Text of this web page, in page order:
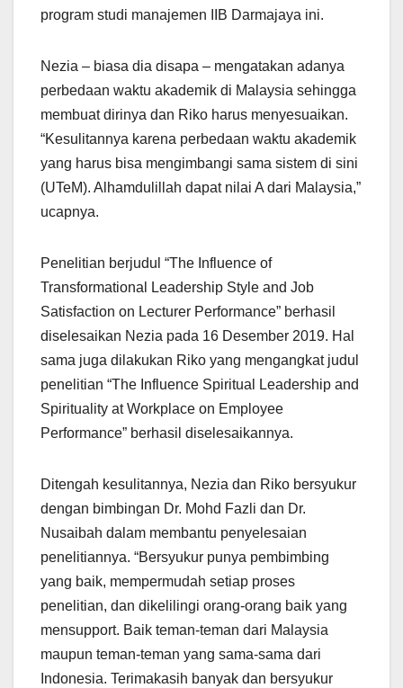
program studi manajemen IIB Darmajaya ini.
Nezia – biasa dia disapa – mengatakan adanya
perbedaan waktu akademik di Malaysia sehingga
membuat dirinya dan Riko harus menyesuaikan.
“Kesulitannya karena perbedaan waktu akademik
yang harus bisa mengimbangi sama sistem di sini
(UTeM). Alhamdulillah dapat nilai A dari Malaysia,”
ucapnya.
Penelitian berjudul “The Influence of
Transformational Leadership Style and Job
Satisfaction on Lecturer Performance” berhasil
diselesaikan Nezia pada 16 Desember 2019. Hal
sama juga dilakukan Riko yang mengangkat judul
penelitian “The Influence Spiritual Leadership and
Spirituality at Workplace on Employee
Performance” berhasil diselesaikannya.
Ditengah kesulitannya, Nezia dan Riko bersyukur
dengan bimbingan Dr. Mohd Fazli dan Dr.
Nusaibah dalam membantu penyelesaian
penelitiannya. “Bersyukur punya pembimbing
yang baik, mempermudah setiap proses
penelitian, dan dikelilingi orang-orang baik yang
mensupport. Baik teman-teman dari Malaysia
maupun teman-teman yang sama-sama dari
Indonesia. Terimakasih banyak dan bersyukur